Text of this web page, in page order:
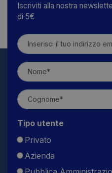
Iscriviti alla nostra
di 5€
Tipo utente
Privato
Azienda